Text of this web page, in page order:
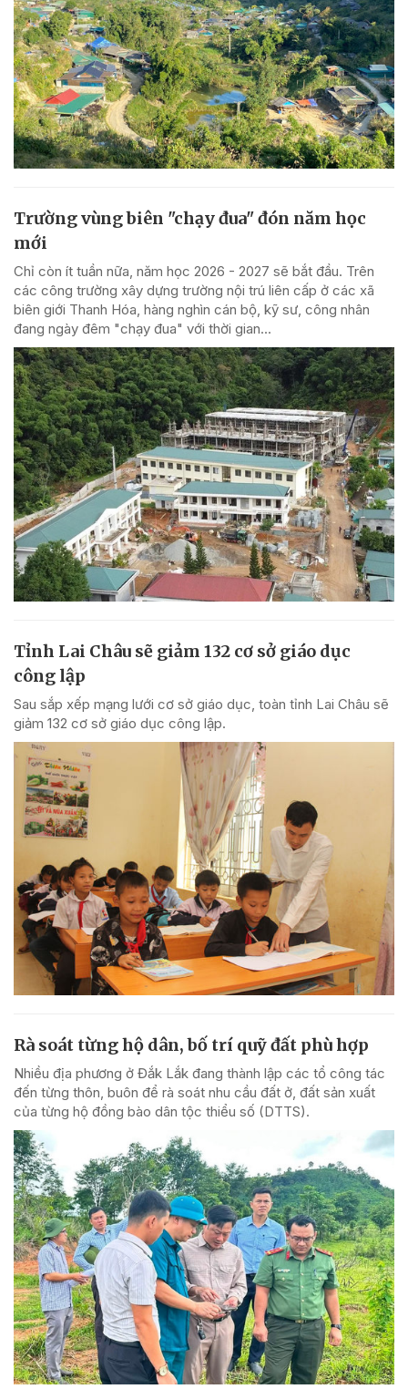
Trường vùng biên "chạy đua" đón năm học
mới
Chỉ còn ít tuần nữa, năm học 2026 - 2027 sẽ bắt đầu. Trên
các công trường xây dựng trường nội trú liên cấp ở các xã
biên giới Thanh Hóa, hàng nghìn cán bộ, kỹ sư, công nhân
đang ngày đêm "chạy đua" với thời gian...
Tỉnh Lai Châu sẽ giảm 132 cơ sở giáo dục
công lập
Sau sắp xếp mạng lưới cơ sở giáo dục, toàn tỉnh Lai Châu sẽ
giảm 132 cơ sở giáo dục công lập.
Rà soát từng hộ dân, bố trí quỹ đất phù hợp
Nhiều địa phương ở Đắk Lắk đang thành lập các tổ công tác
đến từng thôn, buôn để rà soát nhu cầu đất ở, đất sản xuất
của từng hộ đồng bào dân tộc thiểu số (DTTS).